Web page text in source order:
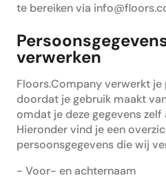
te bereiken via
verwerken
Floors.Company verwerkt je
doordat je gebruik maakt
omdat je deze gegevens
Hieronder vind je een
persoonsgegevens die wij
- Voor- en achternaam